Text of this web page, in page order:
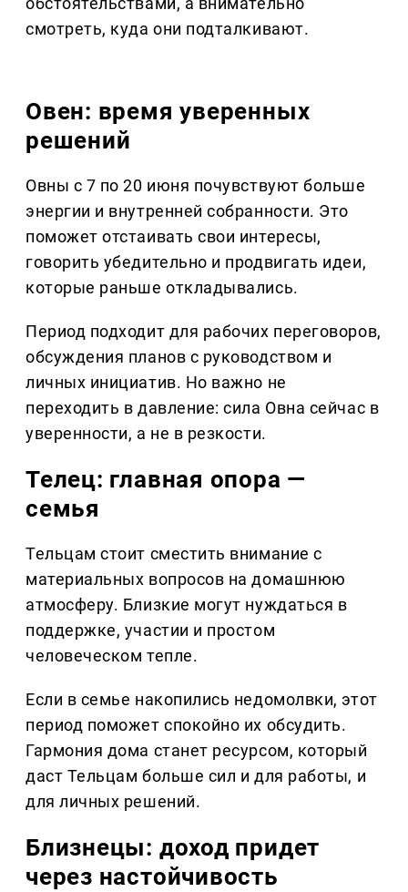
смотреть, куда они подталкивают.
Овен: время уверенных
решений
Овны с 7 по 20 июня почувствуют больше
энергии и внутренней собранности. Это
поможет отстаивать свои интересы,
говорить убедительно и продвигать идеи,
которые раньше откладывались.
Период подходит для рабочих переговоров,
обсуждения планов с руководством и
личных инициатив. Но важно не
переходить в давление: сила Овна сейчас в
уверенности, а не в резкости.
Телец: главная опора —
семья
Тельцам стоит сместить внимание с
материальных вопросов на домашнюю
атмосферу. Близкие могут нуждаться в
поддержке, участии и простом
человеческом тепле.
Если в семье накопились недомолвки, этот
период поможет спокойно их обсудить.
Гармония дома станет ресурсом, который
даст Тельцам больше сил и для работы, и
для личных решений.
Близнецы: доход придет
через настойчивость